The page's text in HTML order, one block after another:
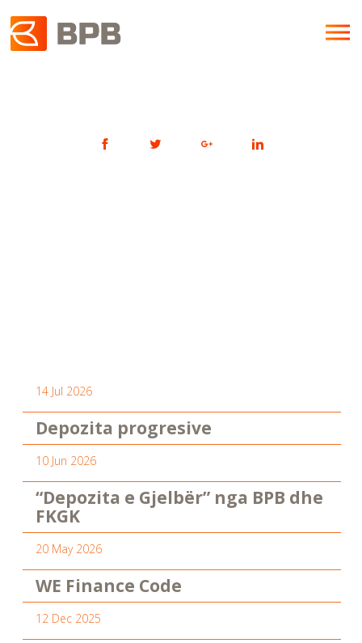
14 Jul 2026
Depozita progresive
10 Jun 2026
“Depozita e Gjelbër” nga BPB dhe
FKGK
20 May 2026
WE Finance Code
12 Dec 2025